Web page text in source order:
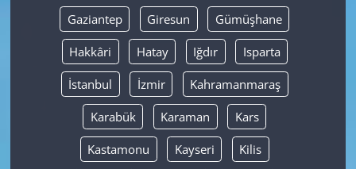
Gaziantep Giresun Gümüşhane
Hakkâri Hatay Iğdır Isparta
İstanbul İzmir Kahramanmaraş
Karabük Karaman Kars
Kastamonu Kayseri Kilis